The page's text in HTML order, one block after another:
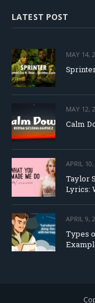
LATEST POST
MAY 14,
MAY 12,
Calm
APRIL
Taylor
Lyrics:
APRIL 9,
Types